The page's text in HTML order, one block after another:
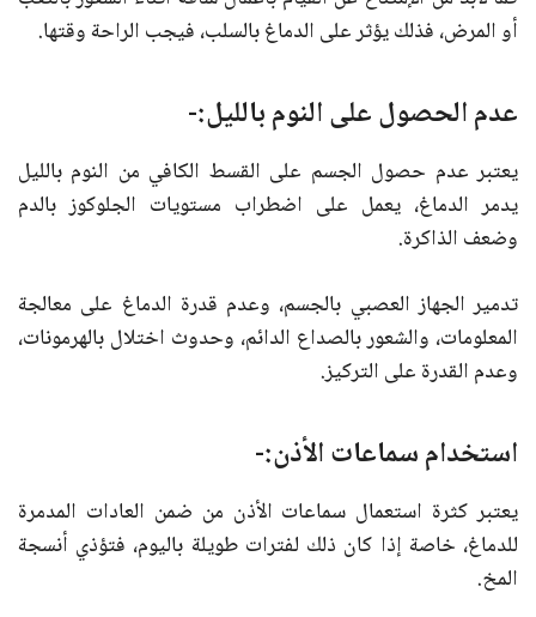
أو المرض، فذلك يؤثر على الدماغ بالسلب، فيجب الراحة وقتها.
عدم الحصول على النوم بالليل:-
يعتبر عدم حصول الجسم على القسط الكافي من النوم بالليل
يدمر الدماغ، يعمل على اضطراب مستويات الجلوكوز بالدم
وضعف الذاكرة.
تدمير الجهاز العصبي بالجسم، وعدم قدرة الدماغ على معالجة
المعلومات، والشعور بالصداع الدائم، وحدوث اختلال بالهرمونات،
وعدم القدرة على التركيز.
استخدام سماعات الأذن:-
يعتبر كثرة استعمال سماعات الأذن من ضمن العادات المدمرة
للدماغ، خاصة إذا كان ذلك لفترات طويلة باليوم، فتؤذي أنسجة
المخ.